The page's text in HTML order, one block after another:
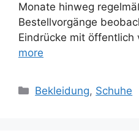
Monate hinweg
Bestellvorgänge
Eindrücke mit
more
Categories
Bekleidung, Schuhe